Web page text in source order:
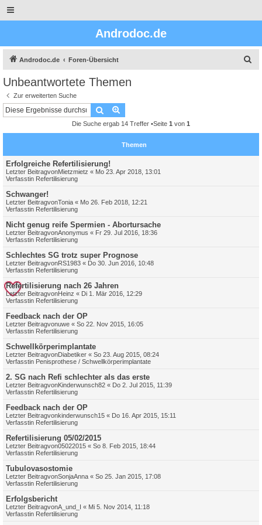
Androdoc.de
Androdoc.de Foren-Übersicht
Unbeantwortete Themen
Zur erweiterten Suche
Suche
Die Suche ergab 14 Treffer •Seite 1 von 1
Themen
Erfolgreiche Refertilisierung!
Letzter BeitragvonMietzmietz « Mo 23. Apr 2018, 13:01
Verfasstin Refertilisierung
Schwanger!
Letzter BeitragvonTonia « Mo 26. Feb 2018, 12:21
Verfasstin Refertilisierung
Nicht genug reife Spermien - Abortursache
Letzter BeitragvonAnonymus « Fr 29. Jul 2016, 18:36
Verfasstin Refertilisierung
Schlechtes SG trotz super Prognose
Letzter BeitragvonRS1983 « Do 30. Jun 2016, 10:48
Verfasstin Refertilisierung
Refertilisierung nach 26 Jahren
Letzter BeitragvonHeinz « Di 1. Mär 2016, 12:29
Verfasstin Refertilisierung
Feedback nach der OP
Letzter Beitragvonuwe « So 22. Nov 2015, 16:05
Verfasstin Refertilisierung
Schwellkörperimplantate
Letzter BeitragvonDiabetiker « So 23. Aug 2015, 08:24
Verfasstin Penisprothese / Schwellkörperimplantate
2. SG nach Refi schlechter als das erste
Letzter BeitragvonKinderwunsch82 « Do 2. Jul 2015, 11:39
Verfasstin Refertilisierung
Feedback nach der OP
Letzter Beitragvonkinderwunsch15 « Do 16. Apr 2015, 15:11
Verfasstin Refertilisierung
Refertilisierung 05/02/2015
Letzter Beitragvon05022015 « So 8. Feb 2015, 18:44
Verfasstin Refertilisierung
Tubulovasostomie
Letzter BeitragvonSonjaAnna « So 25. Jan 2015, 17:08
Verfasstin Refertilisierung
Erfolgsbericht
Letzter BeitragvonA_und_I « Mi 5. Nov 2014, 11:18
Verfasstin Refertilisierung